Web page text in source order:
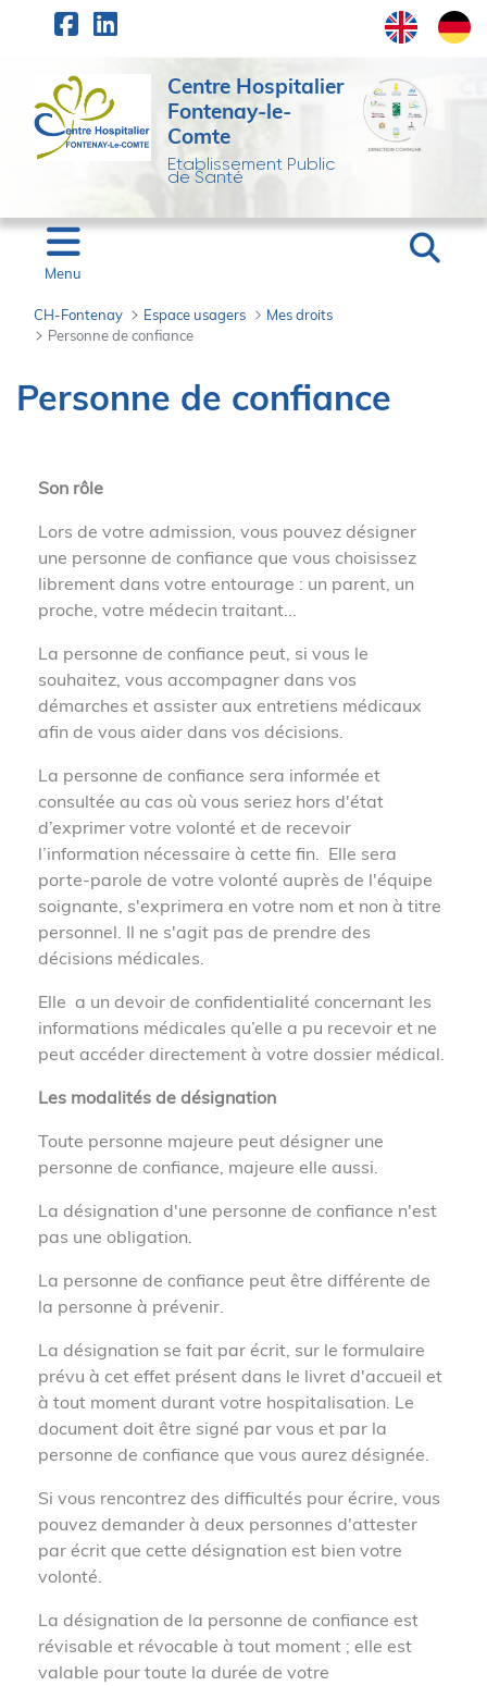
Saut au contenu principal
Centre Hospitalier
Fontenay-le-
Comte
Etablissement Public
de Santé
Menu
CH-Fontenay Espace usagers
Mes droits
Personne de confiance
Personne de
Personne de confiance
Son rôle
Lors de votre admission, vous pouvez désigner
une personne de confiance que vous choisissez
librement dans votre entourage : un parent, un
proche, votre médecin traitant...
La personne de confiance peut, si vous le
souhaitez, vous accompagner dans vos
démarches et assister aux entretiens médicaux
afin de vous aider dans vos décisions.
La personne de confiance sera informée et
consultée au cas où vous seriez hors d'état
d’exprimer votre volonté et de recevoir
l’information nécessaire à cette fin. Elle sera
porte-parole de votre volonté auprès de l'équipe
soignante, s'exprimera en votre nom et non à titre
personnel. Il ne s'agit pas de prendre des
décisions médicales.
Elle a un devoir de confidentialité concernant les
informations médicales qu’elle a pu recevoir et ne
peut accéder directement à votre dossier médical.
Les modalités de désignation
Toute personne majeure peut désigner une
personne de confiance, majeure elle aussi.
La désignation d'une personne de confiance n'est
pas une obligation.
La personne de confiance peut être différente de
la personne à prévenir.
La désignation se fait par écrit, sur le formulaire
prévu à cet effet présent dans le livret d'accueil et
à tout moment durant votre hospitalisation. Le
document doit être signé par vous et par la
personne de confiance que vous aurez désignée.
Si vous rencontrez des difficultés pour écrire, vous
pouvez demander à deux personnes d'attester
par écrit que cette désignation est bien votre
volonté.
La désignation de la personne de confiance est
révisable et révocable à tout moment ; elle est
valable pour toute la durée de votre
Panneau de gestion des cookies